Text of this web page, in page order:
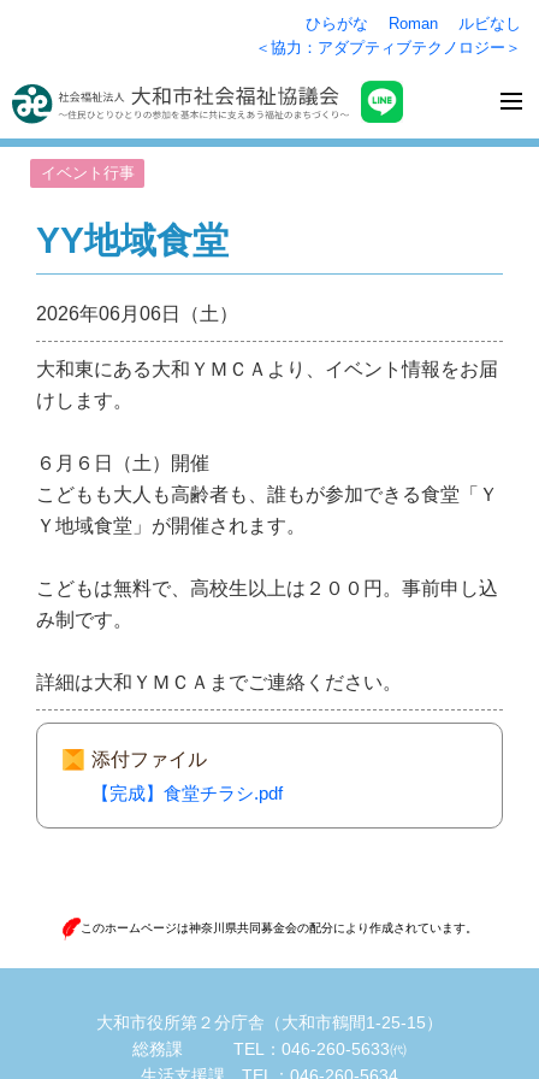
ひらがな Roman
ルビなし
＜協力：アダプティブテクノロジー＞
イベント行事
YY地域食堂
2026年06月06日（土）
大和東にある大和ＹＭＣＡより、イベント情報をお届
けします。
６月６日（土）開催
こどもも大人も高齢者も、誰もが参加できる食堂「Ｙ
Ｙ地域食堂」が開催されます。
こどもは無料で、高校生以上は２００円。事前申し込
み制です。
詳細は大和ＹＭＣＡまでご連絡ください。
添付ファイル
【完成】食堂チラシ.pdf
このホームページは神奈川県共同募金会の配分により作成されています。
大和市役所第２分庁舎（大和市鶴間1-25-15）
総務課 TEL：046-260-5633㈹